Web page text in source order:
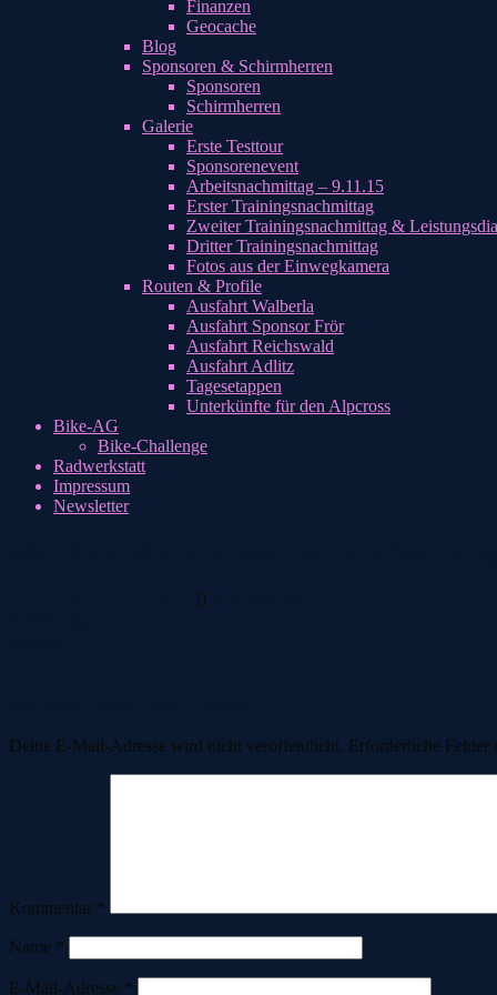
Finanzen
Geocache
Blog
Sponsoren & Schirmherren
Sponsoren
Schirmherren
Galerie
Erste Testtour
Sponsorenevent
Arbeitsnachmittag – 9.11.15
Erster Trainingsnachmittag
Zweiter Trainingsnachmittag &
Dritter Trainingsnachmittag
Fotos aus der Einwegkamera
Routen & Profile
Ausfahrt Walberla
Ausfahrt Sponsor Frör
Ausfahrt Reichswald
Ausfahrt Adlitz
Tagesetappen
Unterkünfte für den Alpcross
Bike-AG
Bike-Challenge
Radwerkstatt
Impressum
Newsletter
Deine E-Mail-Adresse wird nicht veröffentlicht. Erforderliche Felder
Kommentar *
Name *
E-Mail-Adresse *